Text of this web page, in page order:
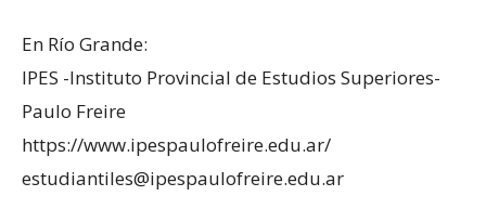
En Río Grande:
IPES -Instituto Provincial de Estudios Superiores-
Paulo Freire
https://www.ipespaulofreire.edu.ar/
estudiantiles@ipespaulofreire.edu.ar